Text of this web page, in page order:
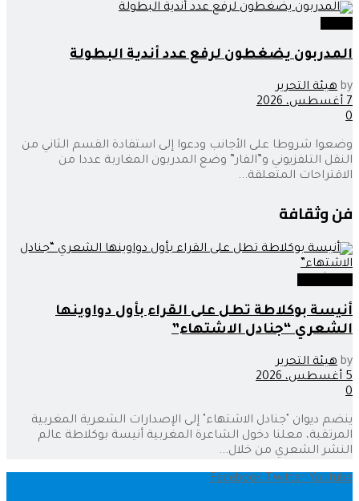
المدربون يضغطون لرفع عدد أندية البطولة
by هيئة التحرير
7 أغسطس، 2026
0
وضعوا شروطا على الأجانب ودعوا إلى استفادة القسم الثاني من
النقل التلفزيوني و”الفار” وضع المدربون المغاربة عددا من
الاقتراحات المتعلقة...
فن وثقافة
أنيسة بوكلاطة تطل على القراء بأول دواوينها
الشعري “جنادل الاشتهاء”
by هيئة التحرير
5 أغسطس، 2026
0
ينضم ديوان "جنادل الاشتهاء" إلى الإصدارات الشعرية المغربية
المرتقبة، معلنا دخول الشاعرة المغربية أنيسة بوكلاطة عالم
النشر الشعري من خلال...
Facebook Twitter Youtube